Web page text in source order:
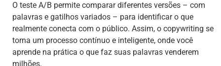
O teste A/B permite comparar diferentes versões – com
palavras e gatilhos variados – para identificar o que
realmente conecta com o público. Assim, o copywriting se
torna um processo contínuo e inteligente, onde você
aprende na prática o que faz suas palavras venderem
milhões.